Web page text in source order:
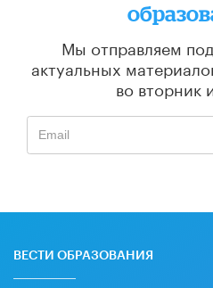
Мы отправляем
актуальных
во вторник
ВЕСТИ ОБРАЗОВАНИЯ